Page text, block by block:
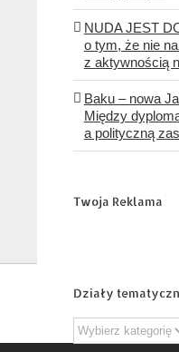
NUDA JEST
o tym, że nie
z aktywnością
Baku – nowa
Między
a polityczną
Twoja Reklama
Działy
Działy
tematyczne